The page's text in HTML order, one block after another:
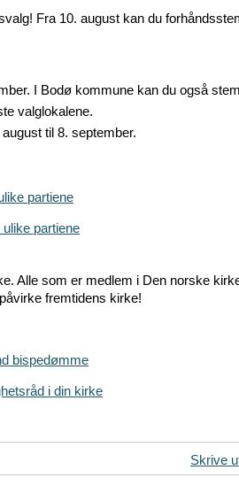
Fra 10. august kan du
I Bodø kommune kan du også
valglokalene.
til 8. september.
partiene
partiene
Alle som er medlem i Den norske
fremtidens kirke!
bispedømme
i din kirke
Skrive